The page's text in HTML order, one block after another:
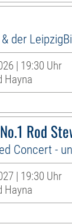
der
| 19:30 Uhr
Hayna
Rod
Concert -
| 19:30 Uhr
Hayna